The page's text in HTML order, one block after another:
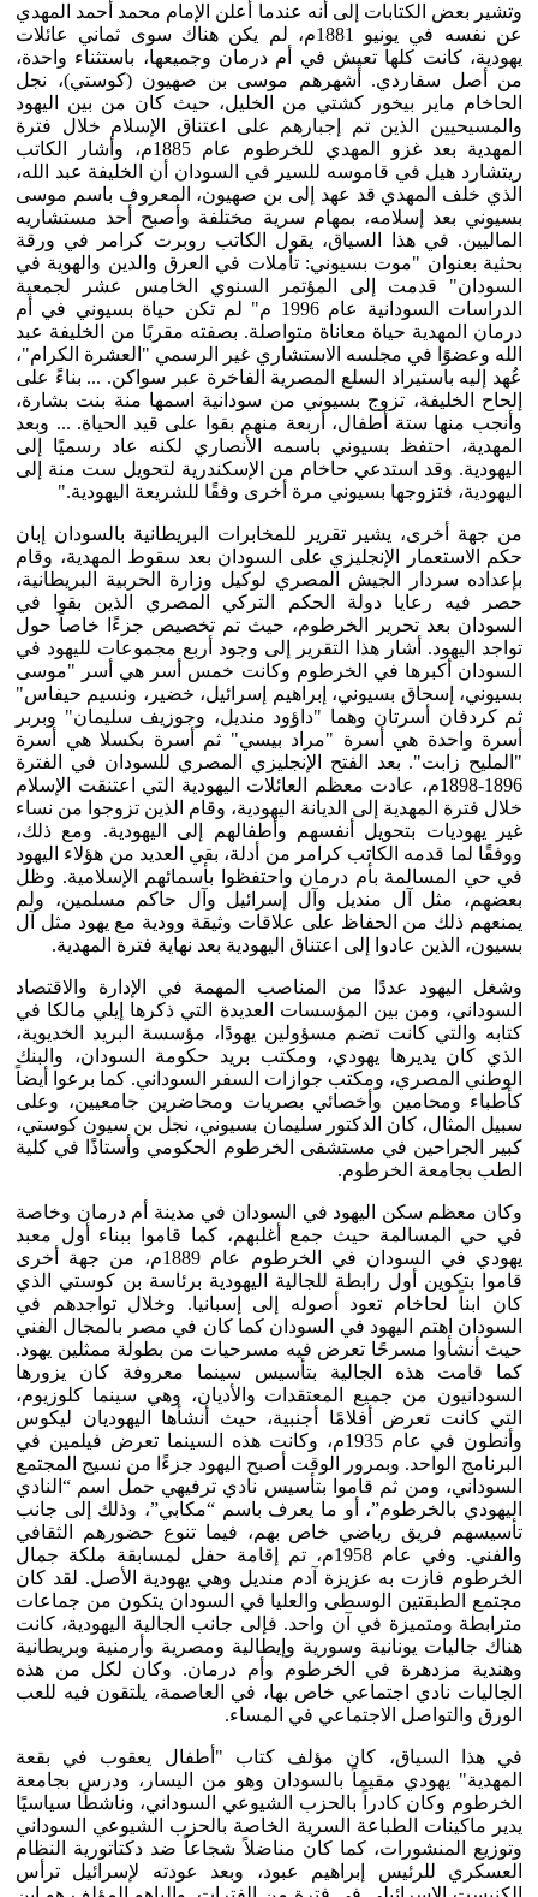
وتشير بعض الكتابات إلى أنه عندما أعلن الإمام محمد أحمد المهدي
عن نفسه في يونيو 1881م، لم يكن هناك سوى ثماني عائلات
يهودية، كانت كلها تعيش في أم درمان وجميعها، باستثناء واحدة،
من أصل سفاردي. أشهرهم موسى بن صهيون (كوستي)، نجل
الحاخام ماير بيخور كشتي من الخليل، حيث كان من بين اليهود
والمسيحيين الذين تم إجبارهم على اعتناق الإسلام خلال فترة
المهدية بعد غزو المهدي للخرطوم عام 1885م، وأشار الكاتب
ريتشارد هيل في قاموسه للسير في السودان أن الخليفة عبد الله،
الذي خلف المهدي قد عهد إلى بن صهيون، المعروف باسم موسى
بسيوني بعد إسلامه، بمهام سرية مختلفة وأصبح أحد مستشاريه
الماليين. في هذا السياق، يقول الكاتب روبرت كرامر في ورقة
بحثية بعنوان "موت بسيوني: تأملات في العرق والدين والهوية في
السودان" قدمت إلى المؤتمر السنوي الخامس عشر لجمعية
الدراسات السودانية عام 1996 م" لم تكن حياة بسيوني في أم
درمان المهدية حياة معاناة متواصلة. بصفته مقربًا من الخليفة عبد
الله وعضوًا في مجلسه الاستشاري غير الرسمي "العشرة الكرام"،
عُهد إليه باستيراد السلع المصرية الفاخرة عبر سواكن. ... بناءً على
إلحاح الخليفة، تزوج بسيوني من سودانية اسمها منة بنت بشارة،
وأنجب منها ستة أطفال، أربعة منهم بقوا على قيد الحياة. ... وبعد
المهدية، احتفظ بسيوني باسمه الأنصاري لكنه عاد رسميًا إلى
اليهودية. وقد استدعي حاخام من الإسكندرية لتحويل ست منة إلى
اليهودية، فتزوجها بسيوني مرة أخرى وفقًا للشريعة اليهودية."
من جهة أخرى، يشير تقرير للمخابرات البريطانية بالسودان إبان
حكم الاستعمار الإنجليزي على السودان بعد سقوط المهدية، وقام
بإعداده سردار الجيش المصري لوكيل وزارة الحربية البريطانية،
حصر فيه رعايا دولة الحكم التركي المصري الذين بقوا في
السودان بعد تحرير الخرطوم، حيث تم تخصيص جزءًا خاصاً حول
تواجد اليهود. أشار هذا التقرير إلى وجود أربع مجموعات لليهود في
السودان أكبرها في الخرطوم وكانت خمس أسر هي أسر "موسى
بسيوني، إسحاق بسيوني، إبراهيم إسرائيل، خضير، ونسيم حيفاس"
ثم كردفان أسرتان وهما "داؤود منديل، وجوزيف سليمان" وبربر
أسرة واحدة هي أسرة "مراد بيسي" ثم أسرة بكسلا هي أسرة
"المليح زابت". بعد الفتح الإنجليزي المصري للسودان في الفترة
1896-1898م، عادت معظم العائلات اليهودية التي اعتنقت الإسلام
خلال فترة المهدية إلى الديانة اليهودية، وقام الذين تزوجوا من نساء
غير يهوديات بتحويل أنفسهم وأطفالهم إلى اليهودية. ومع ذلك،
ووفقًا لما قدمه الكاتب كرامر من أدلة، بقي العديد من هؤلاء اليهود
في حي المسالمة بأم درمان واحتفظوا بأسمائهم الإسلامية. وظل
بعضهم، مثل آل منديل وآل إسرائيل وآل حاكم مسلمين، ولم
يمنعهم ذلك من الحفاظ على علاقات وثيقة وودية مع يهود مثل آل
بسيون، الذين عادوا إلى اعتناق اليهودية بعد نهاية فترة المهدية.
وشغل اليهود عددًا من المناصب المهمة في الإدارة والاقتصاد
السوداني، ومن بين المؤسسات العديدة التي ذكرها إيلي مالكا في
كتابه والتي كانت تضم مسؤولين يهودًا، مؤسسة البريد الخديوية،
الذي كان يديرها يهودي، ومكتب بريد حكومة السودان، والبنك
الوطني المصري، ومكتب جوازات السفر السوداني. كما برعوا أيضاً
كأطباء ومحامين وأخصائي بصريات ومحاضرين جامعيين، وعلى
سبيل المثال، كان الدكتور سليمان بسيوني، نجل بن سيون كوستي،
كبير الجراحين في مستشفى الخرطوم الحكومي وأستاذًا في كلية
الطب بجامعة الخرطوم.
وكان معظم سكن اليهود في السودان في مدينة أم درمان وخاصة
في حي المسالمة حيث جمع أغلبهم، كما قاموا ببناء أول معبد
يهودي في السودان في الخرطوم عام 1889م، من جهة أخرى
قاموا بتكوين أول رابطة للجالية اليهودية برئاسة بن كوستي الذي
كان ابناً لحاخام تعود أصوله إلى إسبانيا. وخلال تواجدهم في
السودان اهتم اليهود في السودان كما كان في مصر بالمجال الفني
حيث أنشأوا مسرحًا تعرض فيه مسرحيات من بطولة ممثلين يهود.
كما قامت هذه الجالية بتأسيس سينما معروفة كان يزورها
السودانيون من جميع المعتقدات والأديان، وهي سينما كلوزيوم،
التي كانت تعرض أفلامًا أجنبية، حيث أنشأها اليهوديان ليكوس
وأنطون في عام 1935م، وكانت هذه السينما تعرض فيلمين في
البرنامج الواحد. وبمرور الوقت أصبح اليهود جزءًا من نسيج المجتمع
السوداني، ومن ثم قاموا بتأسيس نادي ترفيهي حمل اسم “النادي
اليهودي بالخرطوم”، أو ما يعرف باسم “مكابي”، وذلك إلى جانب
تأسيسهم فريق رياضي خاص بهم، فيما تنوع حضورهم الثقافي
والفني. وفي عام 1958م، تم إقامة حفل لمسابقة ملكة جمال
الخرطوم فازت به عزيزة آدم منديل وهي يهودية الأصل. لقد كان
مجتمع الطبقتين الوسطى والعليا في السودان يتكون من جماعات
مترابطة ومتميزة في آن واحد. فإلى جانب الجالية اليهودية، كانت
هناك جاليات يونانية وسورية وإيطالية ومصرية وأرمنية وبريطانية
وهندية مزدهرة في الخرطوم وأم درمان. وكان لكل من هذه
الجاليات نادي اجتماعي خاص بها، في العاصمة، يلتقون فيه للعب
الورق والتواصل الاجتماعي في المساء.
في هذا السياق، كان مؤلف كتاب "أطفال يعقوب في بقعة
المهدية" يهودي مقيماً بالسودان وهو من اليسار، ودرس بجامعة
الخرطوم وكان كادراً بالحزب الشيوعي السوداني، وناشطًا سياسيًا
يدير ماكينات الطباعة السرية الخاصة بالحزب الشيوعي السوداني
وتوزيع المنشورات، كما كان مناضلاً شجاعاً ضد دكتاتورية النظام
العسكري للرئيس إبراهيم عبود، وبعد عودته لإسرائيل ترأس